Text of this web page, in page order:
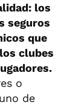
los
seguros
que
clubes
o
de